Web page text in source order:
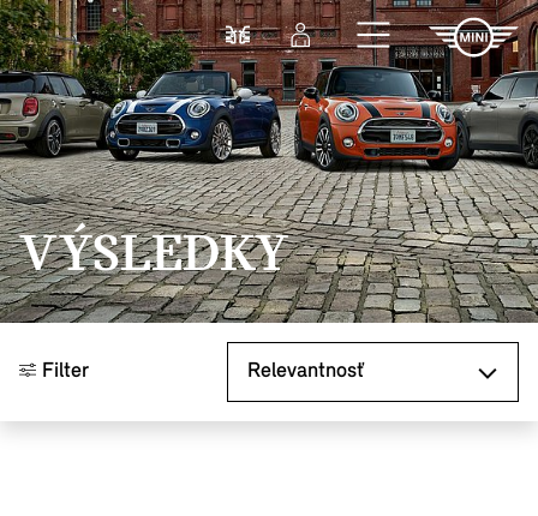
Prejsť na hlavný obsah
PorovnaťPrihlásenie
VÝSLEDKY
Filter